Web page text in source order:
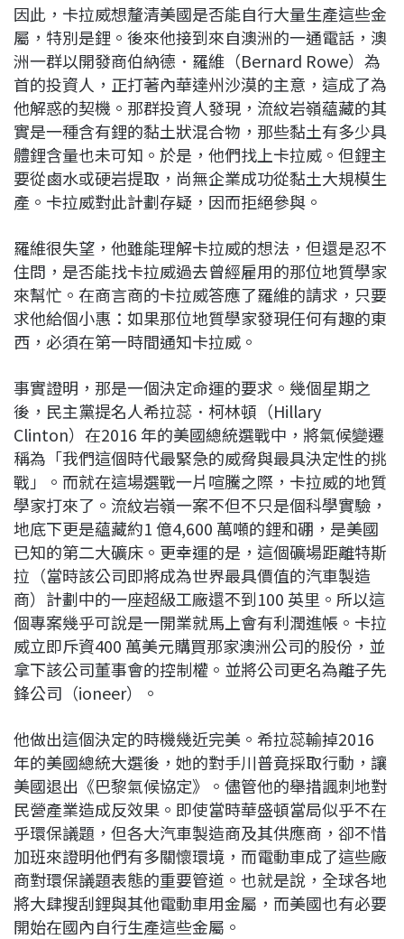
因此，卡拉威想釐清美國是否能自行大量生產這些金
屬，特別是鋰。後來他接到來自澳洲的一通電話，澳
洲一群以開發商伯納德．羅維（Bernard Rowe）為
首的投資人，正打著內華達州沙漠的主意，這成了為
他解惑的契機。那群投資人發現，流紋岩嶺蘊藏的其
實是一種含有鋰的黏土狀混合物，那些黏土有多少具
體鋰含量也未可知。於是，他們找上卡拉威。但鋰主
要從鹵水或硬岩提取，尚無企業成功從黏土大規模生
產。卡拉威對此計劃存疑，因而拒絕參與。
羅維很失望，他雖能理解卡拉威的想法，但還是忍不
住問，是否能找卡拉威過去曾經雇用的那位地質學家
來幫忙。在商言商的卡拉威答應了羅維的請求，只要
求他給個小惠：如果那位地質學家發現任何有趣的東
西，必須在第一時間通知卡拉威。
事實證明，那是一個決定命運的要求。幾個星期之
後，民主黨提名人希拉蕊．柯林頓（Hillary
Clinton）在2016 年的美國總統選戰中，將氣候變遷
稱為「我們這個時代最緊急的威脅與最具決定性的挑
戰」。而就在這場選戰一片喧騰之際，卡拉威的地質
學家打來了。流紋岩嶺一案不但不只是個科學實驗，
地底下更是蘊藏約1 億4,600 萬噸的鋰和硼，是美國
已知的第二大礦床。 更幸運的是，這個礦場距離特斯
拉（當時該公司即將成為世界最具價值的汽車製造
商）計劃中的一座超級工廠還不到100 英里。所以這
個專案幾乎可說是一開業就馬上會有利潤進帳。卡拉
威立即斥資400 萬美元購買那家澳洲公司的股份，並
拿下該公司董事會的控制權。並將公司更名為離子先
鋒公司（ioneer）。
他做出這個決定的時機幾近完美。希拉蕊輸掉2016
年的美國總統大選後，她的對手川普竟採取行動，讓
美國退出《巴黎氣候協定》。儘管他的舉措諷刺地對
民營產業造成反效果。即使當時華盛頓當局似乎不在
乎環保議題，但各大汽車製造商及其供應商，卻不惜
加班來證明他們有多關懷環境，而電動車成了這些廠
商對環保議題表態的重要管道。也就是說，全球各地
將大肆搜刮鋰與其他電動車用金屬，而美國也有必要
開始在國內自行生產這些金屬。